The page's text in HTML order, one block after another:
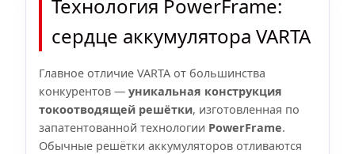
Технология PowerFrame:
сердце аккумулятора VARTA
Главное отличие VARTA от большинства
конкурентов — уникальная конструкция
токоотводящей решётки, изготовленная по
запатентованной технологии PowerFrame.
Обычные решётки аккумуляторов отливаются